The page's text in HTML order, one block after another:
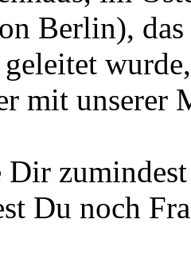
Berlin),
geleitet
mit unserer
Du noch